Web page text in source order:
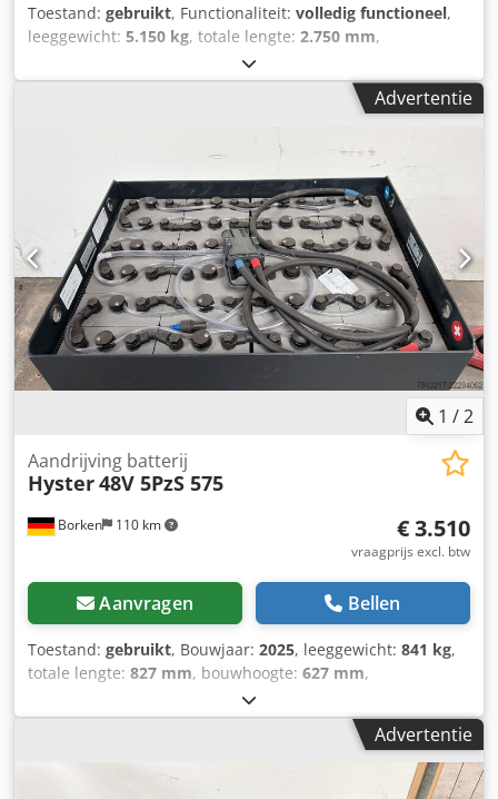
Toestand: gebruikt, Functionaliteit: volledig functioneel,
leeggewicht: 5.150 kg, totale lengte: 2.750 mm,
, bouwbreedte:
Accessoires Dsdpfx Apszlli Sehjck Staat: Gereviseerd
zonder garantie Technische staat: zeer goed Omschrijving:
Advertentie
1 /2
Borken 110 km
Aandrijving batterij
Hyster48V 5PzS 575
€ 3.510
vraagprijs excl. btw
Aanvragen Bellen
Toestand: gebruikt, Bouwjaar: 2025, leeggewicht: 841 kg,
totale lengte: 827 mm, bouwhoogte: 627 mm,
, Tractiebatterij Batterijspanning: 48
V Batterijcapaciteit: 575 Ah Dcjdpfx Apozknvrshok
Batterijfabrikant: Hyster Aquamatic Batterijtype: PzSAdvertentie